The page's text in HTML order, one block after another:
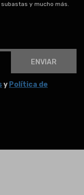
y mucho más.
ENVIAR
y Política de